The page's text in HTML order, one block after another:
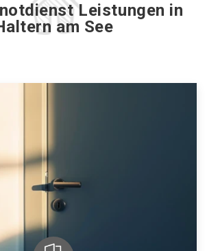
Leistungen in
am See